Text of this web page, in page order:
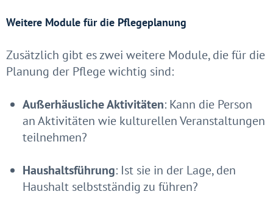
Weitere Module für die Pflegeplanung
Zusätzlich gibt es zwei weitere Module, die für die
Planung der Pflege wichtig sind:
Außerhäusliche Aktivitäten: Kann die Person
an Aktivitäten wie kulturellen Veranstaltungen
teilnehmen?
Haushaltsführung: Ist sie in der Lage, den
Haushalt selbstständig zu führen?